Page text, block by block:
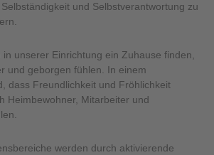
und Selbstverantwortung zu
unserer Einrichtung ein Zuhause finden,
und geborgen fühlen. In einem
dass Freundlichkeit und Fröhlichkeit
Heimbewohner, Mitarbeiter und
werden durch aktivierende